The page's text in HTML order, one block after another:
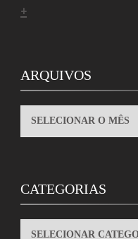
+
ARQUIVOS
ARQUIVOS
CATEGORIAS
CATEGORIAS